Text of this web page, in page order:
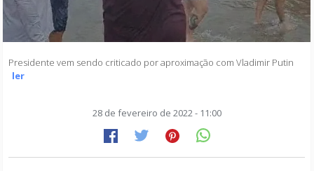
Presidente vem sendo criticado por aproximação com Vladimir Putin
ler
28 de fevereiro de 2022 - 11:00